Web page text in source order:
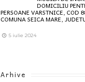
DOMICILIU
PERSOANE VARSTNICE, COD
COMUNA SEICA MARE,
5 iulie 2024
Arhive